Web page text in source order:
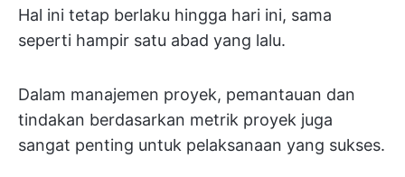
Hal ini tetap berlaku hingga hari ini, sama
seperti hampir satu abad yang lalu.
Dalam manajemen proyek, pemantauan dan
tindakan berdasarkan metrik proyek juga
sangat penting untuk pelaksanaan yang sukses.